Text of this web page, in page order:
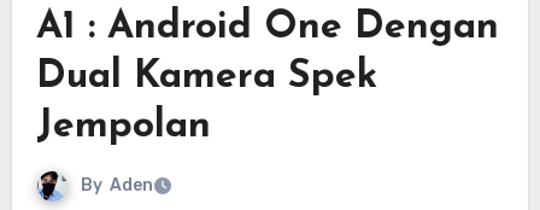
A1 : Android One Dengan
Dual Kamera Spek
Jempolan
By Aden